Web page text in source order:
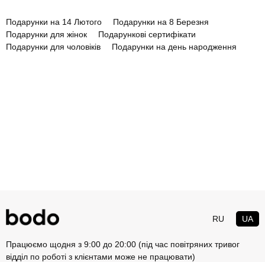
Подарунки на 14 Лютого
Подарунки на 8 Березня
Подарунки для жінок
Подарункові сертифікати
Подарунки для чоловіків
Подарунки на день народження
RU UA
Працюємо щодня з 9:00 до 20:00 (під час повітряних тривог
відділ по роботі з клієнтами може не працювати)